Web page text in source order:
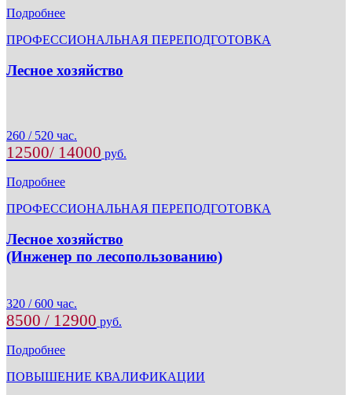
Подробнее
ПРОФЕССИОНАЛЬНАЯ ПЕРЕПОДГОТОВКА
Лесное хозяйство
260 / 520 час.
12500/ 14000 руб.
Подробнее
ПРОФЕССИОНАЛЬНАЯ ПЕРЕПОДГОТОВКА
Лесное хозяйство
(Инженер по лесопользованию)
320 / 600 час.
8500 / 12900 руб.
Подробнее
ПОВЫШЕНИЕ КВАЛИФИКАЦИИ